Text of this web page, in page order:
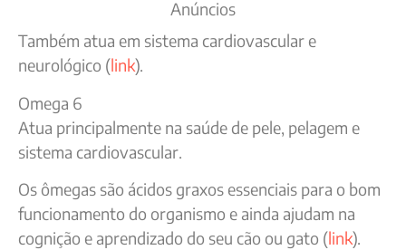
Anúncios
Também atua em sistema cardiovascular e
neurológico (link).
Omega 6
Atua principalmente na saúde de pele, pelagem e
sistema cardiovascular.
Os ômegas são ácidos graxos essenciais para o bom
funcionamento do organismo e ainda ajudam na
cognição e aprendizado do seu cão ou gato (link).